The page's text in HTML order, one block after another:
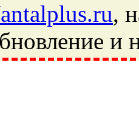
,
и
метизы, техника,